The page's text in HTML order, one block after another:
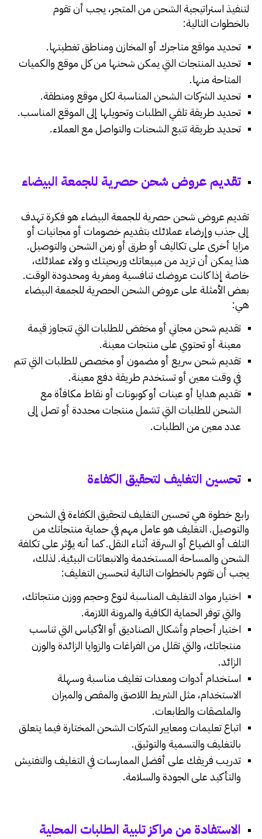
لتنفيذ استراتيجية الشحن من المتجر، يجب أن تقوم
بالخطوات التالية:
تحديد مواقع متاجرك أو المخازن ومناطق تغطيتها.
تحديد المنتجات التي يمكن شحنها من كل موقع والكميات
المتاحة منها.
تحديد الشركات الشحن المناسبة لكل موقع ومنطقة.
تحديد طريقة تلقي الطلبات وتحويلها إلى الموقع المناسب.
تحديد طريقة تتبع الشحنات والتواصل مع العملاء.
تقديم عروض شحن حصرية للجمعة البيضاء
تقديم عروض شحن حصرية للجمعة البيضاء هو فكرة تهدف
إلى جذب وإرضاء عملائك بتقديم خصومات أو مجانيات أو
مزايا أخرى على تكاليف أو طرق أو زمن الشحن والتوصيل.
هذا يمكن أن تزيد من مبيعاتك وربحيتك و ولاء عملائك،
خاصة إذا كانت عروضك تنافسية ومغرية ومحدودة الوقت.
بعض الأمثلة على عروض الشحن الحصرية للجمعة البيضاء
هي:
تقديم شحن مجاني أو مخفض للطلبات التي تتجاوز قيمة
معينة أو تحتوي على منتجات معينة.
تقديم شحن سريع أو مضمون أو مخصص للطلبات التي تتم
في وقت معين أو تستخدم طريقة دفع معينة.
تقديم هدايا أو عينات أو كوبونات أو نقاط مكافأة مع
الشحن للطلبات التي تشمل منتجات محددة أو تصل إلى
عدد معين من الطلبات.
تحسين التغليف لتحقيق الكفاءة
رابع خطوة هي تحسين التغليف لتحقيق الكفاءة في الشحن
والتوصيل. التغليف هو عامل مهم في حماية منتجاتك من
التلف أو الضياع أو السرقة أثناء النقل. كما أنه يؤثر على تكلفة
الشحن والمساحة المستخدمة والانبعاثات البيئية. لذلك،
يجب أن تقوم بالخطوات التالية لتحسين التغليف:
اختيار مواد التغليف المناسبة لنوع وحجم ووزن منتجاتك،
والتي توفر الحماية الكافية والمرونة اللازمة.
اختيار أحجام وأشكال الصناديق أو الأكياس التي تناسب
منتجاتك، والتي تقلل من الفراغات والزوايا الزائدة والوزن
الزائد.
استخدام أدوات ومعدات تغليف مناسبة وسهلة
الاستخدام، مثل الشريط اللاصق والمقص والميزان
والملصقات والطابعات.
اتباع تعليمات ومعايير الشركات الشحن المختارة فيما يتعلق
بالتغليف والتسمية والتوثيق.
تدريب فريقك على أفضل الممارسات في التغليف والتفتيش
والتأكيد على الجودة والسلامة.
الاستفادة من مراكز تلبية الطلبات المحلية